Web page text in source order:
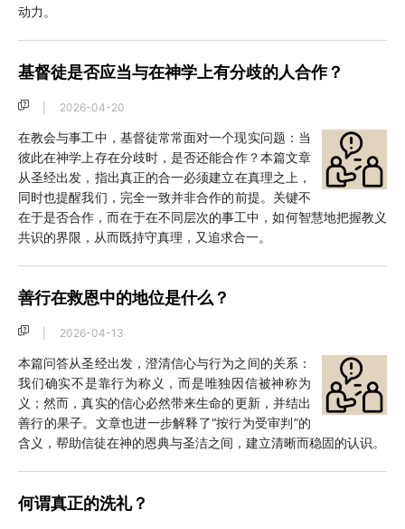
动力。
基督徒是否应当与在神学上有分歧的人合作？
2026-04-20
在教会与事工中，基督徒常常面对一个现实问题：当
彼此在神学上存在分歧时，是否还能合作？本篇文章
从圣经出发，指出真正的合一必须建立在真理之上，
同时也提醒我们，完全一致并非合作的前提。关键不
在于是否合作，而在于在不同层次的事工中，如何智慧地把握教义
共识的界限，从而既持守真理，又追求合一。
善行在救恩中的地位是什么？
2026-04-13
本篇问答从圣经出发，澄清信心与行为之间的关系：
我们确实不是靠行为称义，而是唯独因信被神称为
义；然而，真实的信心必然带来生命的更新，并结出
善行的果子。文章也进一步解释了“按行为受审判”的
含义，帮助信徒在神的恩典与圣洁之间，建立清晰而稳固的认识。
何谓真正的洗礼？